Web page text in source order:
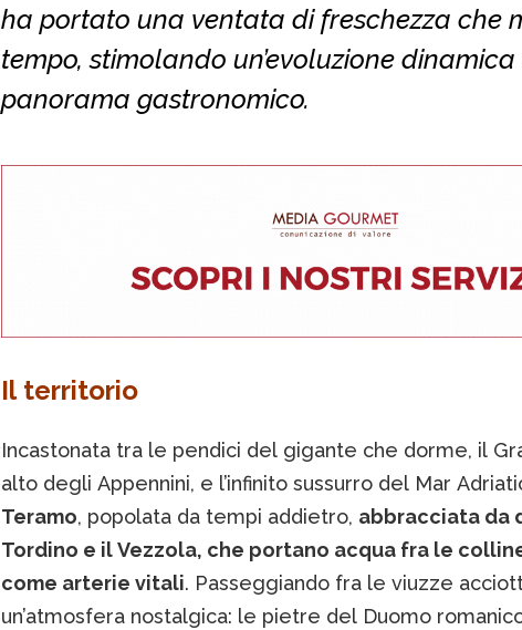
ha portato una ventata di freschezza che
tempo, stimolando un’evoluzione
panorama gastronomico.
Il territorio
Incastonata tra le pendici del gigante che dorme, il
alto degli Appennini, e l’infinito sussurro del Mar
Teramo, popolata da tempi addietro, abbracciata da
Tordino e il Vezzola, che portano acqua fra le
come arterie vitali. Passeggiando fra le viuzze
un’atmosfera nostalgica: le pietre del Duomo